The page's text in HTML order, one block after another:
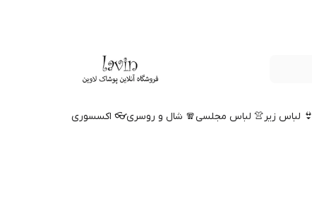
👙 لباس زیر👚 لباس مجلسی🧣 شال و روسری👓 اکسسوری